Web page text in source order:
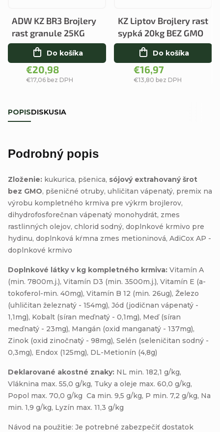
ADW KZ BR3 Brojlery
rast granule 25KG
€17,06 bez DPH
€20,98
Do košíka
KZ Liptov Brojlery rast
sypká 20kg BEZ GMO
€13,80 bez DPH
€16,97
Do košíka
POPISDISKUSIA
Podrobný popis
Zloženie: kukurica, pšenica, sójový extrahovaný šrot
bez GMO, pšeničné otruby, uhličitan vápenatý, premix na
výrobu kompletného krmiva pre výkrm brojlerov,
dihydrofosforečnan vápenatý monohydrát, zmes
rastlinných olejov, chlorid sodný, doplnkové krmivo pre
hydinu, doplnková kŕmna zmes metioninová, AdiCox AP -
doplnkové krmivo
Doplnkové látky v kg kompletného krmiva: Vitamín A
(min. 7800m.j.), Vitamín D3 (min. 3500m.j.), Vitamín E (a-
tokoferol-min. 40mg), Vitamín B 12 (min. 26ug), Železo
(uhličitan železnatý - 154mg), Jód (jodičnan vápenatý -
1,1mg), Kobalt (síran meďnatý - 0,1mg), Meď (síran
meďnatý - 23mg), Mangán (oxid manganatý - 137mg),
Zinok (oxid zinočnatý - 98mg), Selén (seleničitan sodný -
0,3mg), Endox (125mg), DL-Metionín (4,8g)
Deklarované akostné znaky: NL min. 182,1 g/kg,
Vláknina max. 55,0 g/kg, Tuky a oleje max. 60,0 g/kg,
Popol max. 70,0 g/kg Ca min. 9,5 g/kg, P min. 7,2 g/kg, Na
min. 1,9 g/kg, Lyzín max. 11,3 g/kg
Návod na použitie: Je potrebné zabezpečiť dostatok